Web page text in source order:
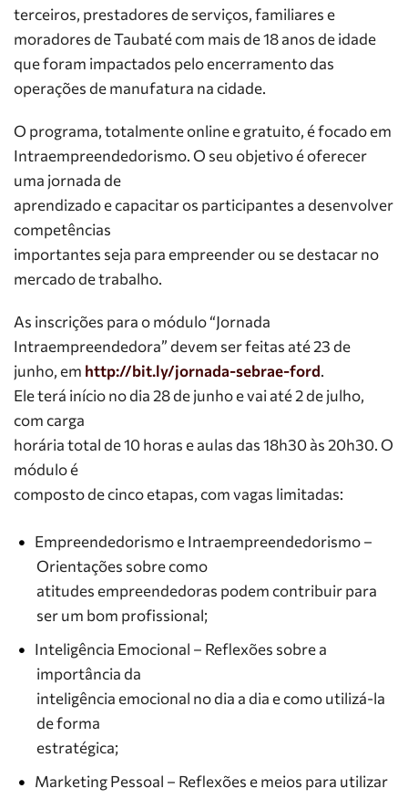
terceiros, prestadores de serviços, familiares e
moradores de Taubaté com mais de 18 anos de idade
que foram impactados pelo encerramento das
operações de manufatura na cidade.
O programa, totalmente online e gratuito, é focado em
Intraempreendedorismo. O seu objetivo é oferecer
uma jornada de
aprendizado e capacitar os participantes a desenvolver
competências
importantes seja para empreender ou se destacar no
mercado de trabalho.
As inscrições para o módulo “Jornada
Intraempreendedora” devem ser feitas até 23 de
junho, em http://bit.ly/jornada-sebrae-ford.
Ele terá início no dia 28 de junho e vai até 2 de julho,
com carga
horária total de 10 horas e aulas das 18h30 às 20h30. O
módulo é
composto de cinco etapas, com vagas limitadas:
Empreendedorismo e Intraempreendedorismo –
Orientações sobre como
atitudes empreendedoras podem contribuir para
ser um bom profissional;
Inteligência Emocional – Reflexões sobre a
importância da
inteligência emocional no dia a dia e como utilizá-la
de forma
estratégica;
Marketing Pessoal – Reflexões e meios para utilizar